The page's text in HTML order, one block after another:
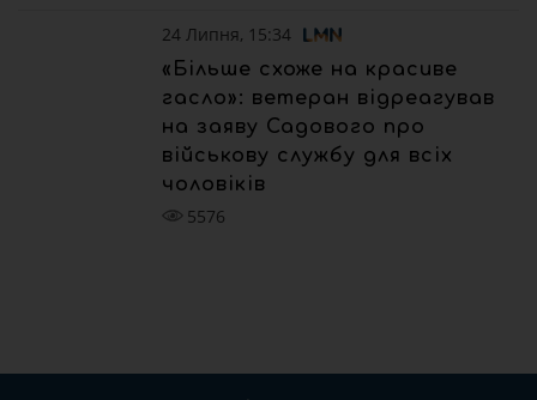
24 Липня, 15:34
«Більше схоже на красиве
гасло»: ветеран відреагував
на заяву Садового про
військову службу для всіх
чоловіків
5576